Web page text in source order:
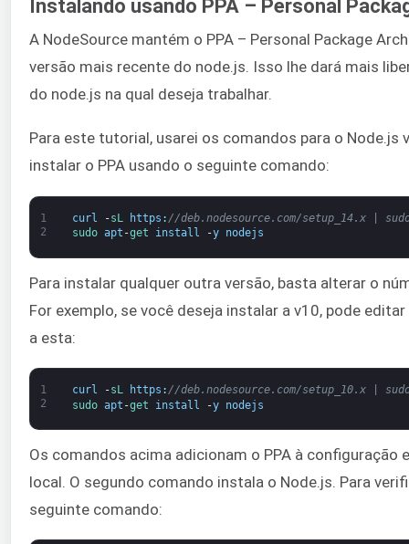
Instalando usando PPA – Personal
A NodeSource mantém o PPA – Personal Package
versão mais recente do node.js. Isso lhe dará mais
do node.js na qual deseja trabalhar.
Para este tutorial, usarei os comandos para o Node.js
instalar o PPA usando o seguinte comando:
1
2
curl -sL https : //deb.nodesource.com/setup_14.x |
sudo apt -get install -y nodejs
Para instalar qualquer outra versão, basta alterar o
For exemplo, se você deseja instalar a v10, pode
a esta:
1
2
curl -sL https : //deb.nodesource.com/setup_10.x |
sudo apt -get install -y nodejs
Os comandos acima adicionam o PPA à configuração
local. O segundo comando instala o Node.js. Para
seguinte comando: